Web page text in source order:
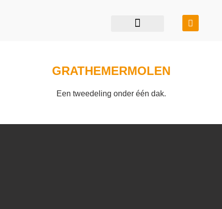
GRATHEMERMOLEN
Een tweedeling onder één dak.